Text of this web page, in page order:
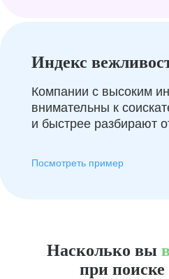
Индекс
Компании с высоким
внимательны к
и быстрее разбирают
Посмотреть пример
Насколько вы
при